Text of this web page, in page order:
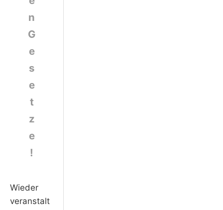
n
G
e
s
e
t
z
e
!
Wieder
veranstalt